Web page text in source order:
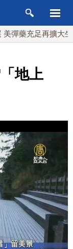
足再擴大生產
地上